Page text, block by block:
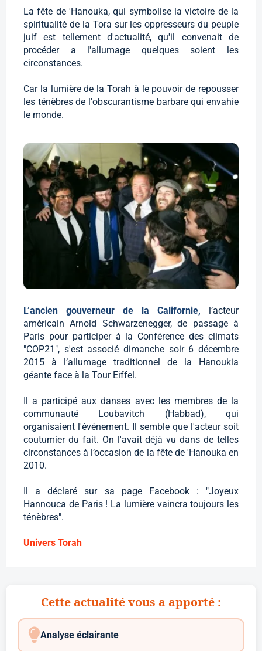
La fête de 'Hanouka, qui symbolise la victoire de la
spiritualité de la Tora sur les oppresseurs du peuple
juif est tellement d'actualité, qu'il convenait de
procéder a l'allumage quelques soient les
circonstances.
Car la lumière de la Torah à le pouvoir de repousser
les ténèbres de l'obscurantisme barbare qui envahie
le monde.
L’ancien gouverneur de la Californie, l’acteur
américain Arnold Schwarzenegger, de passage à
Paris pour participer à la Conférence des climats
"COP21", s'est associé dimanche soir 6 décembre
2015 à l’allumage traditionnel de la Hanoukia
géante face à la Tour Eiffel.
Il a participé aux danses avec les membres de la
communauté Loubavitch (Habbad), qui
organisaient l'événement. Il semble que l'acteur soit
coutumier du fait. On l'avait déjà vu dans de telles
circonstances à l’occasion de la fête de 'Hanouka en
2010.
Il a déclaré sur sa page Facebook : "Joyeux
Hannouca de Paris ! La lumière vaincra toujours les
ténèbres".
Univers Torah
Cette actualité vous a apporté :
Analyse éclairante